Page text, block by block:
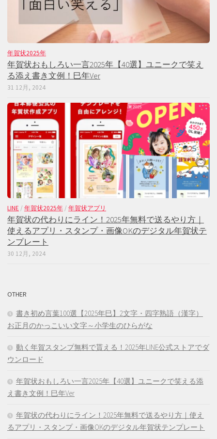
年賀状2025年
年賀状おもしろい一言2025年【40選】ユニークで笑え
る添え書き文例！巳年Ver
31 12月, 2024
LINE / 年賀状2025年 / 年賀状アプリ
年賀状の代わりにライン！2025年無料で送るやり方｜
使えるアプリ・スタンプ・画像OKのデジタル年賀状テ
ンプレート
30 12月, 2024
OTHER
書き初め言葉100選【2025年巳】2文字・四字熟語（漢字）
お正月のかっこいい文字～小学生のひらがな
動く年賀スタンプ無料で貰える！2025年LINE公式ストアでダ
ウンロード
年賀状おもしろい一言2025年【40選】ユニークで笑える添
え書き文例！巳年Ver
年賀状の代わりにライン！2025年無料で送るやり方｜使え
るアプリ・スタンプ・画像OKのデジタル年賀状テンプレート